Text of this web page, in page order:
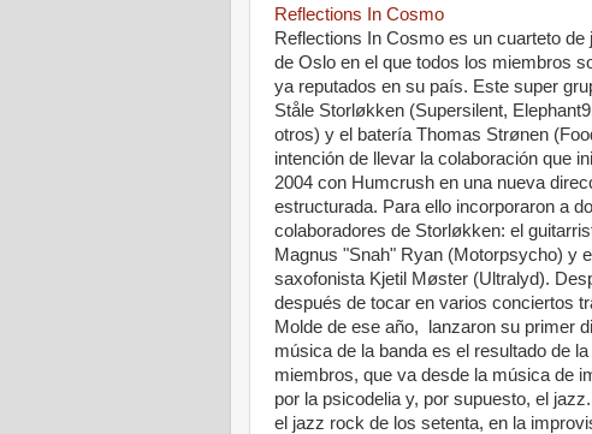
Reflections In Cosmo
Reflections In Cosmo es un cuarteto de
de Oslo en el que todos los miembros
ya reputados en su país. Este super
Ståle Storløkken (Supersilent,
otros) y el batería Thomas Strønen
intención de llevar la colaboración que
2004 con Humcrush en una nueva
estructurada. Para ello incorporaron a
colaboradores de Storløkken: el
Magnus "Snah" Ryan (Motorpsycho) y el
saxofonista Kjetil Møster (Ultralyd).
después de tocar en varios conciertos
Molde de ese año, lanzaron su primer
música de la banda es el resultado de
miembros, que va desde la música de
por la psicodelia y, por supuesto, el
el jazz rock de los setenta, en la